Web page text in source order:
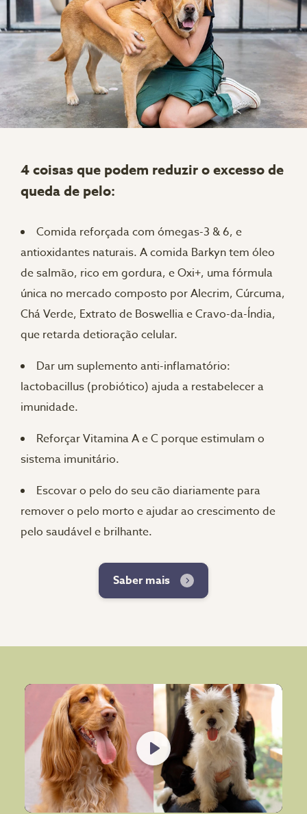
4 coisas que podem reduzir o excesso de
queda de pelo:
Comida reforçada com ómegas-3 & 6, e
antioxidantes naturais. A comida Barkyn tem óleo
de salmão, rico em gordura, e Oxi+, uma fórmula
única no mercado composto por Alecrim, Cúrcuma,
Chá Verde, Extrato de Boswellia e Cravo-da-Índia,
que retarda detioração celular.
Dar um suplemento anti-inflamatório:
lactobacillus (probiótico) ajuda a restabelecer a
imunidade.
Reforçar Vitamina A e C porque estimulam o
sistema imunitário.
Escovar o pelo do seu cão diariamente para
remover o pelo morto e ajudar ao crescimento de
pelo saudável e brilhante.
Saber mais
Play